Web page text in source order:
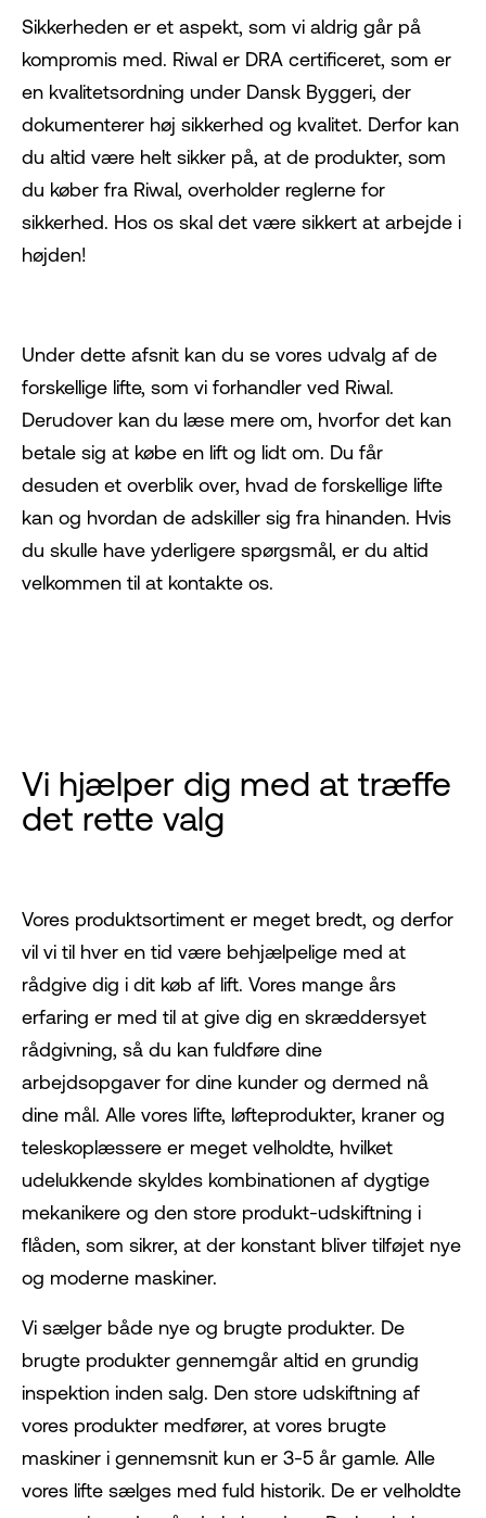
Sikkerheden er et aspekt, som vi aldrig går på
kompromis med. Riwal er DRA certificeret, som er
en kvalitetsordning under Dansk Byggeri, der
dokumenterer høj sikkerhed og kvalitet. Derfor kan
du altid være helt sikker på, at de produkter, som
du køber fra Riwal, overholder reglerne for
sikkerhed. Hos os skal det være sikkert at arbejde i
højden!
Under dette afsnit kan du se vores udvalg af de
forskellige lifte, som vi forhandler ved Riwal.
Derudover kan du læse mere om, hvorfor det kan
betale sig at købe en lift og lidt om. Du får
desuden et overblik over, hvad de forskellige lifte
kan og hvordan de adskiller sig fra hinanden. Hvis
du skulle have yderligere spørgsmål, er du altid
velkommen til at kontakte os.
Vi hjælper dig med at træffe
det rette valg
Vores produktsortiment er meget bredt, og derfor
vil vi til hver en tid være behjælpelige med at
rådgive dig i dit køb af lift. Vores mange års
erfaring er med til at give dig en skræddersyet
rådgivning, så du kan fuldføre dine
arbejdsopgaver for dine kunder og dermed nå
dine mål. Alle vores lifte, løfteprodukter, kraner og
teleskoplæssere er meget velholdte, hvilket
udelukkende skyldes kombinationen af dygtige
mekanikere og den store produkt-udskiftning i
flåden, som sikrer, at der konstant bliver tilføjet nye
og moderne maskiner.
Vi sælger både nye og brugte produkter. De
brugte produkter gennemgår altid en grundig
inspektion inden salg. Den store udskiftning af
vores produkter medfører, at vores brugte
maskiner i gennemsnit kun er 3-5 år gamle. Alle
vores lifte sælges med fuld historik. De er velholdte